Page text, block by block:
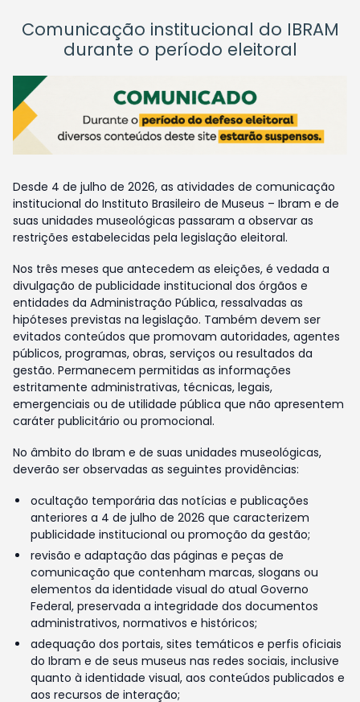
Comunicação institucional do IBRAM
durante o período eleitoral
Desde 4 de julho de 2026, as atividades de comunicação
institucional do Instituto Brasileiro de Museus – Ibram e de
suas unidades museológicas passaram a observar as
restrições estabelecidas pela legislação eleitoral.
Nos três meses que antecedem as eleições, é vedada a
divulgação de publicidade institucional dos órgãos e
entidades da Administração Pública, ressalvadas as
hipóteses previstas na legislação. Também devem ser
evitados conteúdos que promovam autoridades, agentes
públicos, programas, obras, serviços ou resultados da
gestão. Permanecem permitidas as informações
estritamente administrativas, técnicas, legais,
emergenciais ou de utilidade pública que não apresentem
caráter publicitário ou promocional.
No âmbito do Ibram e de suas unidades museológicas,
deverão ser observadas as seguintes providências:
ocultação temporária das notícias e publicações
anteriores a 4 de julho de 2026 que caracterizem
publicidade institucional ou promoção da gestão;
revisão e adaptação das páginas e peças de
comunicação que contenham marcas, slogans ou
elementos da identidade visual do atual Governo
Federal, preservada a integridade dos documentos
administrativos, normativos e históricos;
adequação dos portais, sites temáticos e perfis oficiais
do Ibram e de seus museus nas redes sociais, inclusive
quanto à identidade visual, aos conteúdos publicados e
aos recursos de interação;